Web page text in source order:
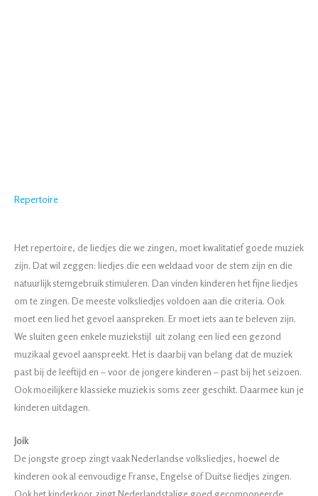
Repertoire
Het repertoire, de liedjes die we zingen, moet kwalitatief goede muziek
zijn. Dat wil zeggen: liedjes die een weldaad voor de stem zijn en die
natuurlijk stemgebruik stimuleren. Dan vinden kinderen het fijne liedjes
om te zingen. De meeste volksliedjes voldoen aan die criteria. Ook
moet een lied het gevoel aanspreken. Er moet iets aan te beleven zijn.
We sluiten geen enkele muziekstijl uit zolang een lied een gezond
muzikaal gevoel aanspreekt. Het is daarbij van belang dat de muziek
past bij de leeftijd en – voor de jongere kinderen – past bij het seizoen.
Ook moeilijkere klassieke muziek is soms zeer geschikt. Daarmee kun je
kinderen uitdagen.
Joik
De jongste groep zingt vaak Nederlandse volksliedjes, hoewel de
kinderen ook al eenvoudige Franse, Engelse of Duitse liedjes zingen.
Ook het kinderkoor zingt Nederlandstalige goed gecomponeerde